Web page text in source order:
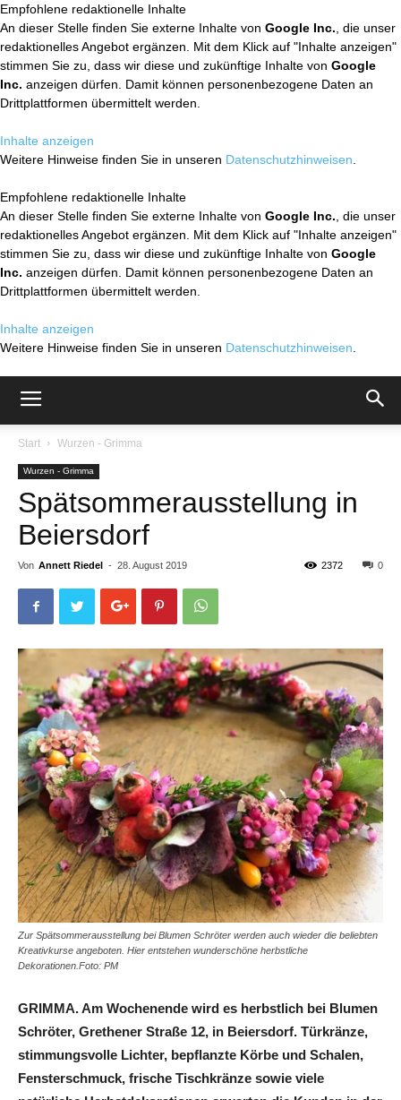
Empfohlene redaktionelle Inhalte
An dieser Stelle finden Sie externe Inhalte von Google Inc. , die unser
redaktionelles Angebot ergänzen. Mit dem Klick auf "Inhalte anzeigen"
stimmen Sie zu, dass wir diese und zukünftige Inhalte von Google
Inc. anzeigen dürfen. Damit können personenbezogene Daten an
Drittplattformen übermittelt werden.
Inhalte anzeigen
Weitere Hinweise finden Sie in unseren Datenschutzhinweisen
Empfohlene redaktionelle Inhalte
An dieser Stelle finden Sie externe Inhalte von Google Inc. , die unser
redaktionelles Angebot ergänzen. Mit dem Klick auf "Inhalte anzeigen"
stimmen Sie zu, dass wir diese und zukünftige Inhalte von Google
Inc. anzeigen dürfen. Damit können personenbezogene Daten an
Drittplattformen übermittelt werden.
Inhalte anzeigen
Weitere Hinweise finden Sie in unseren Datenschutzhinweisen
Start Wurzen - Grimma
Wurzen - Grimma
Spätsommerausstellung in
Beiersdorf
Von Annett Riedel - 28. August 2019 0
2372
Zur Spätsommerausstellung bei Blumen Schröter werden auch wieder die beliebten
Kreativkurse angeboten. Hier entstehen wunderschöne herbstliche
Dekorationen.Foto: PM
GRIMMA. Am Wochenende wird es herbstlich bei Blumen
Schröter, Grethener Straße 12, in Beiersdorf. Türkränze,
stimmungsvolle Lichter, bepflanzte Körbe und Schalen,
Fensterschmuck, frische Tischkränze sowie viele